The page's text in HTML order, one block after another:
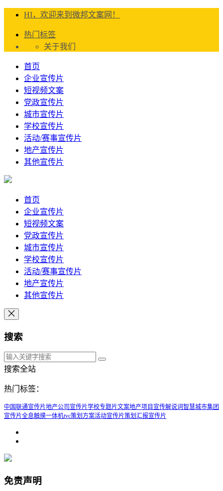
HI，欢迎来到微邦文案网！
热门标签
关于我们
首页
企业宣传片
短视频文案
党政宣传片
城市宣传片
学校宣传片
活动/赛事宣传片
地产宣传片
其他宣传片
首页
企业宣传片
短视频文案
党政宣传片
城市宣传片
学校宣传片
活动/赛事宣传片
地产宣传片
其他宣传片
搜索
搜索全站
热门标签：
中国联通宣传片地产公司宣传片学校专题片文案地产项目宣传解说词智慧城市集团
宣传片全息触摸一体机tvc策划方案活动宣传片策划 汇报宣传片
免责声明